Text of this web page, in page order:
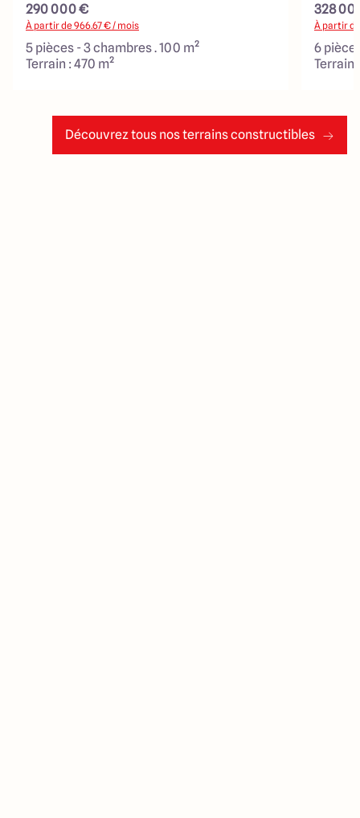
290 000 €
À partir de966.67€ / mois
5 pièces - 3 chambres . 100 m²
Terrain : 470 m²
328
À partir
6
Terrain
Découvrez tous nos terrains constructibles